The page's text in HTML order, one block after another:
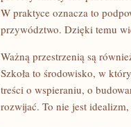
W praktyce oznacza to
przywództwo. Dzięki temu
Ważną przestrzenią są
Szkoła to środowisko, w
treści o wspieraniu, o
rozwijać. To nie jest